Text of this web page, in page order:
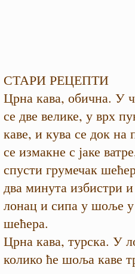
СТАРИ РЕЦЕПТИ
Црна кава, обична. У
се две велике, у врх
каве, и кува се док
се измакне с јаке
спусти грумечак
два минута избистри
лонац и сипа у шоље у
шећера.
Црна кава, турска. У
колико ће шоља каве